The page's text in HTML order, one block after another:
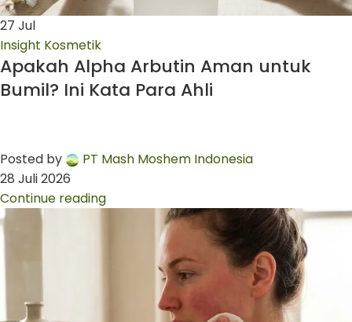
27 Jul
Insight Kosmetik
Apakah Alpha Arbutin Aman untuk
Bumil? Ini Kata Para Ahli
Posted by
PT Mash Moshem Indonesia
28 Juli 2026
Continue reading